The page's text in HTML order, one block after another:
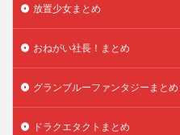
放置少女まとめ
おねがい社長！まとめ
グランブルーファンタジーまとめ
ドラクエタクトまとめ